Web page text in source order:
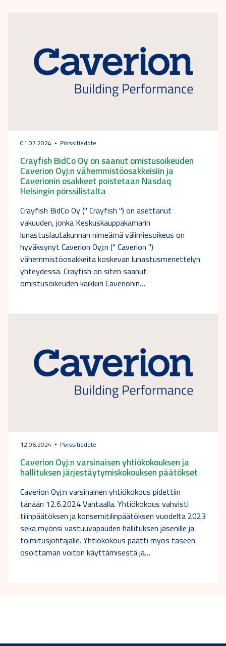
01.07.2024 Pörssitiedote
Crayfish BidCo Oy on saanut omistusoikeuden
Caverion Oyj:n vähemmistöosakkeisiin ja
Caverionin osakkeet poistetaan Nasdaq
Helsingin pörssilistalta
Crayfish BidCo Oy (" Crayfish ") on asettanut
vakuuden, jonka Keskuskauppakamarin
lunastuslautakunnan nimeämä välimiesoikeus on
hyväksynyt Caverion Oyj:n (" Caverion ")
vähemmistöosakkeita koskevan lunastusmenettelyn
yhteydessä. Crayfish on siten saanut
omistusoikeuden kaikkiin Caverionin…
12.06.2024 Pörssitiedote
Caverion Oyj:n varsinaisen yhtiökokouksen ja
hallituksen järjestäytymiskokouksen päätökset
Caverion Oyj:n varsinainen yhtiökokous pidettiin
tänään 12.6.2024 Vantaalla. Yhtiökokous vahvisti
tilinpäätöksen ja konsernitilinpäätöksen vuodelta 2023
sekä myönsi vastuuvapauden hallituksen jäsenille ja
toimitusjohtajalle. Yhtiökokous päätti myös taseen
osoittaman voiton käyttämisestä ja…